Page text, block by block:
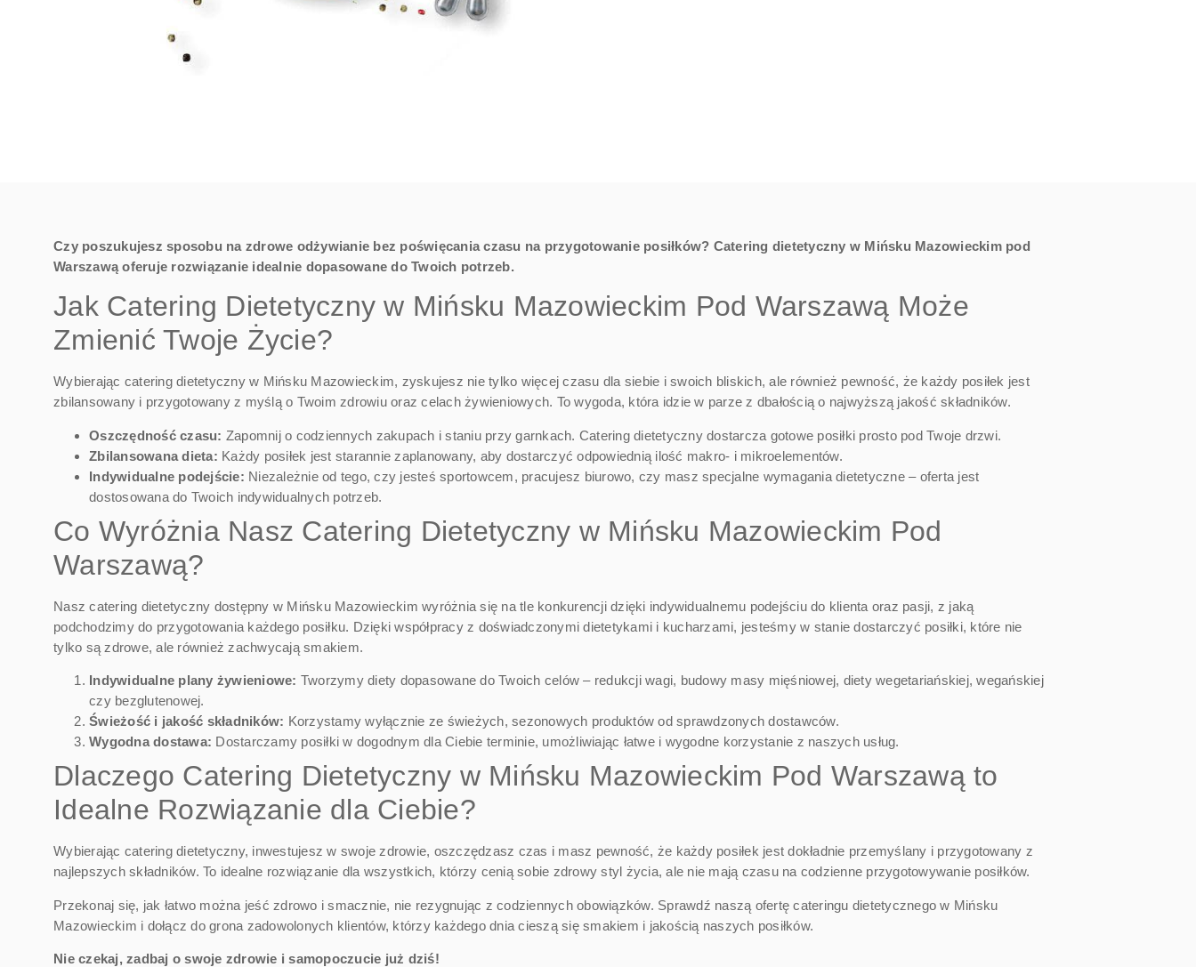
Czy poszukujesz sposobu na zdrowe odżywianie bez poświęcania czasu na przygotowanie posiłków? Catering dietetyczny w Mińsku Mazowieckim pod
Warszawą oferuje rozwiązanie idealnie dopasowane do Twoich potrzeb.
Jak Catering Dietetyczny w Mińsku Mazowieckim Pod Warszawą Może
Zmienić Twoje Życie?
Wybierając catering dietetyczny w Mińsku Mazowieckim, zyskujesz nie tylko więcej czasu dla siebie i swoich bliskich, ale również pewność, że każdy posiłek jest
zbilansowany i przygotowany z myślą o Twoim zdrowiu oraz celach żywieniowych. To wygoda, która idzie w parze z dbałością o najwyższą jakość składników.
Oszczędność czasu: Zapomnij o codziennych zakupach i staniu przy garnkach. Catering dietetyczny dostarcza gotowe posiłki prosto pod Twoje drzwi.
Zbilansowana dieta: Każdy posiłek jest starannie zaplanowany, aby dostarczyć odpowiednią ilość makro- i mikroelementów.
Indywidualne podejście: Niezależnie od tego, czy jesteś sportowcem, pracujesz biurowo, czy masz specjalne wymagania dietetyczne – oferta jest
dostosowana do Twoich indywidualnych potrzeb.
Co Wyróżnia Nasz Catering Dietetyczny w Mińsku Mazowieckim Pod
Warszawą?
Nasz catering dietetyczny dostępny w Mińsku Mazowieckim wyróżnia się na tle konkurencji dzięki indywidualnemu podejściu do klienta oraz pasji, z jaką
podchodzimy do przygotowania każdego posiłku. Dzięki współpracy z doświadczonymi dietetykami i kucharzami, jesteśmy w stanie dostarczyć posiłki, które nie
tylko są zdrowe, ale również zachwycają smakiem.
Indywidualne plany żywieniowe: Tworzymy diety dopasowane do Twoich celów – redukcji wagi, budowy masy mięśniowej, diety wegetariańskiej, wegańskiej
czy bezglutenowej.
Świeżość i jakość składników: Korzystamy wyłącznie ze świeżych, sezonowych produktów od sprawdzonych dostawców.
Wygodna dostawa: Dostarczamy posiłki w dogodnym dla Ciebie terminie, umożliwiając łatwe i wygodne korzystanie z naszych usług.
Dlaczego Catering Dietetyczny w Mińsku Mazowieckim Pod Warszawą to
Idealne Rozwiązanie dla Ciebie?
Wybierając catering dietetyczny, inwestujesz w swoje zdrowie, oszczędzasz czas i masz pewność, że każdy posiłek jest dokładnie przemyślany i przygotowany z
najlepszych składników. To idealne rozwiązanie dla wszystkich, którzy cenią sobie zdrowy styl życia, ale nie mają czasu na codzienne przygotowywanie posiłków.
Przekonaj się, jak łatwo można jeść zdrowo i smacznie, nie rezygnując z codziennych obowiązków. Sprawdź naszą ofertę cateringu dietetycznego w Mińsku
Mazowieckim i dołącz do grona zadowolonych klientów, którzy każdego dnia cieszą się smakiem i jakością naszych posiłków.
Nie czekaj, zadbaj o swoje zdrowie i samopoczucie już dziś!